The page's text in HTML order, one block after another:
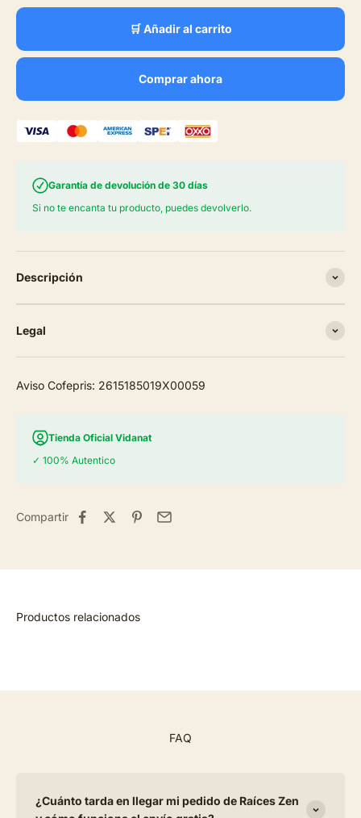
🛒 Añadir al carrito
Comprar ahora
Garantía de devolución de 30 días
Si no te encanta tu producto, puedes devolverlo.
Descripción
Legal
Aviso Cofepris: 2615185019X00059
Tienda Oficial Vidanat
✓ 100% Autentico
Compartir
FAQ
¿Cuánto tarda en llegar mi pedido de Raíces Zen